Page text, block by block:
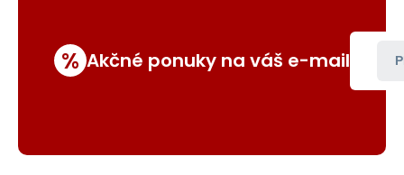
% Akčné ponuky na váš e-mail